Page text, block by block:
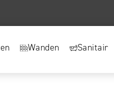
Wanden Sanitair